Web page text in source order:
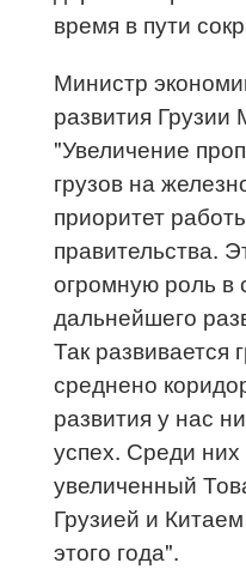
время в пути
Министр
развития
"Увеличение
грузов на
приоритет
правительства.
огромную роль в
дальнейшего
Так развивается
среднено
развития у нас
успех. Среди
увеличенный
Грузией и
этого года".